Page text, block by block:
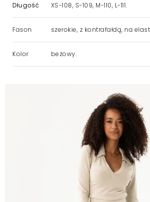
Długość XS-108, S-109, M-110, L-111.
Fason szerokie, z kontrafałdą, na
Kolor beżowy.